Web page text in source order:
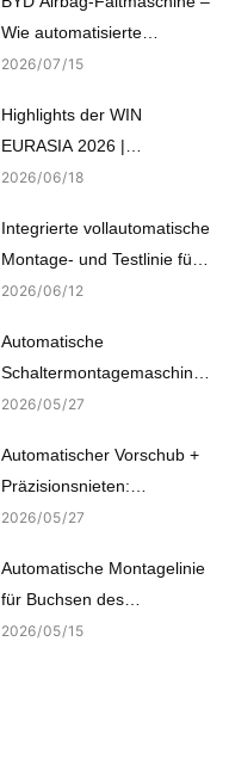
ne
Wie automatisierte
Fertigung passive
2026 07 15
Highlights der WIN
EURASIA 2026 |
Kundenspezifische
für Elektronik, Automobil,
Medizin und Motoren
2026 06 18
Integrierte vollautomatische
Montage- und Testlinie für
nicht standardisierte
2026 06 12
Automatische
Schaltermontagemaschine
hat die
(FAT) durch den türkischen
Kunden erfolgreich
bestanden.
2026 05 27
Automatischer Vorschub +
Präzisionsnieten:
Automatisierte
Kupferbolzen
2026 05 27
Automatische Montagelinie
für Buchsen des
Hilfsrahmens von
2026 05 15